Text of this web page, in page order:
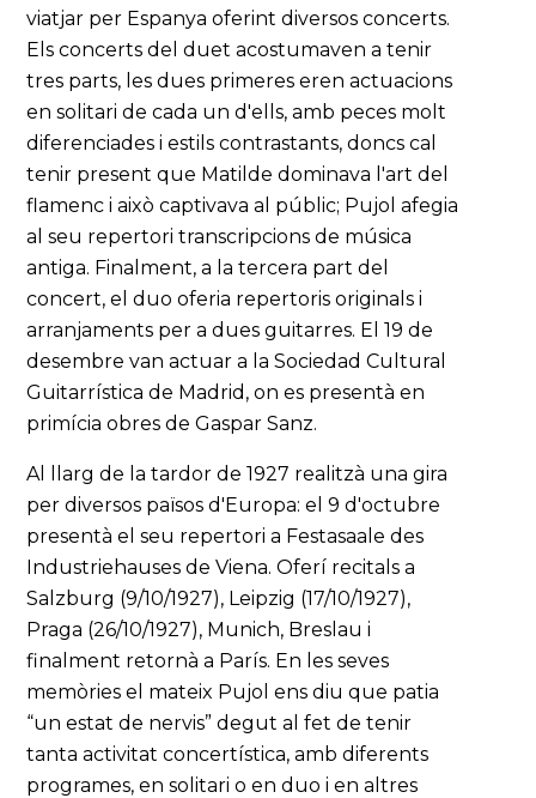
viatjar per Espanya oferint diversos concerts.
Els concerts del duet acostumaven a tenir
tres parts, les dues primeres eren actuacions
en solitari de cada un d'ells, amb peces molt
diferenciades i estils contrastants, doncs cal
tenir present que Matilde dominava l'art del
flamenc i això captivava al públic; Pujol afegia
al seu repertori transcripcions de música
antiga. Finalment, a la tercera part del
concert, el duo oferia repertoris originals i
arranjaments per a dues guitarres. El 19 de
desembre van actuar a la Sociedad Cultural
Guitarrística de Madrid, on es presentà en
primícia obres de Gaspar Sanz.
Al llarg de la tardor de 1927 realitzà una gira
per diversos països d'Europa: el 9 d'octubre
presentà el seu repertori a Festasaale des
Industriehauses de Viena. Oferí recitals a
Salzburg (9/10/1927), Leipzig (17/10/1927),
Praga (26/10/1927), Munich, Breslau i
finalment retornà a París. En les seves
memòries el mateix Pujol ens diu que patia
“un estat de nervis” degut al fet de tenir
tanta activitat concertística, amb diferents
programes, en solitari o en duo i en altres